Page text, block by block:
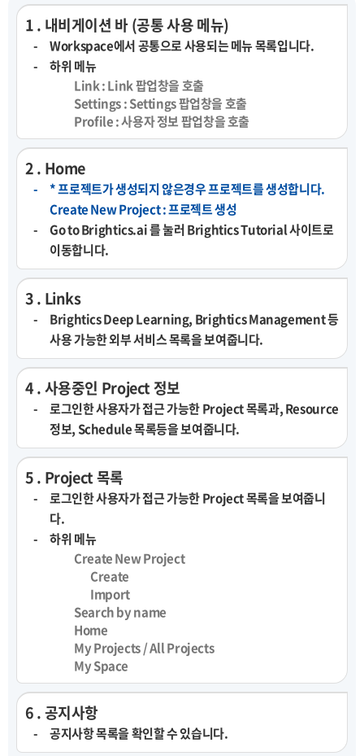
1 . 내비게이션 바 (공통 사용 메뉴)
Workspace에서 공통으로 사용되는 메뉴 목록입니다.
하위 메뉴
Link : Link 팝업창을 호출
Settings : Settings 팝업창을 호출
Profile : 사용자 정보 팝업창을 호출
2 . Home
* 프로젝트가 생성되지 않은경우 프로젝트를 생성합니다.
Create New Project : 프로젝트 생성
Go to Brightics.ai 를 눌러 Brightics Tutorial 사이트로
이동합니다.
3 . Links
Brightics Deep Learning, Brightics Management 등
사용 가능한 외부 서비스 목록을 보여줍니다.
4 . 사용중인 Project 정보
로그인한 사용자가 접근 가능한 Project 목록과, Resource
정보, Schedule 목록등을 보여줍니다.
5 . Project 목록
로그인한 사용자가 접근 가능한 Project 목록을 보여줍니
다.
하위 메뉴
Create New Project
Create
Import
Search by name
Home
My Projects / All Projects
My Space
6 . 공지사항
공지사항 목록을 확인할 수 있습니다.